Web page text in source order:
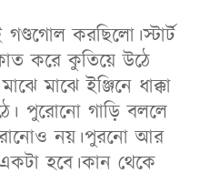
করছিলো।স্টার্ট
করে কুতিয়ে উঠে
মাঝে ইঞ্জিনে ধাক্কা
পুরোনো গাড়ি বললে
নয়।পুরনো আর
হবে।কান থেকে